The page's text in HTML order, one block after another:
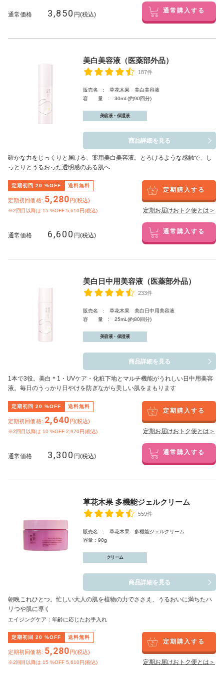
通常価格 3,850 円(税込) 通常購入する
美白美容液（医薬部外品）
187件
販売名 : 草花木果 美白美容液
容 量 : 30mL(約90回分)
美容液・保湿液
商品詳細を見る
確かな力をじっくりと届ける、薬用美白美容液。とろけるような感触で、し
っとりとうるおった透明感のある肌へ
定期初回 20 %OFF 送料無料
定期初回価格: 5,280円(税込)
※2回目以降は 15 %OFF 5,610円(税込)
定期購入する
定期お届けおトク便とは＞
通常価格 6,600 円(税込) 通常購入する
美白日中用美容液（医薬部外品）
233件
販売名 : 草花木果 美白日中用美容液
容 量 : 25mL(約80回分)
美容液・保湿液
商品詳細を見る
1本で3役。美白 ＊1 ・UVケア・化粧下地とマルチ機能がうれしい日中用美容
液。毎日のうっかり日やけを防ぎながら美しい肌をまもります
定期初回 20 %OFF 送料無料
定期初回価格: 2,640円(税込)
※2回目以降は 10 %OFF 2,970円(税込)
定期購入する
定期お届けおトク便とは＞
通常価格 3,300 円(税込) 通常購入する
草花木果 多機能ジェルクリーム
559件
販売名 : 草花木果 多機能ジェルクリーム
容量：90g
クリーム
商品詳細を見る
朝晩これひとつ。忙しい大人の肌を植物の力でささえ、うるおいに満ちたハ
リつや肌に導く
エイジングケア：年齢に応じたお手入れ
定期初回 20 %OFF 送料無料
定期初回価格: 5,280円(税込)
※2回目以降は 15 %OFF 5,610円(税込)
定期購入する
定期お届けおトク便とは＞